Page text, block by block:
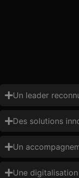
Un leader
Des solutions
Un
Une